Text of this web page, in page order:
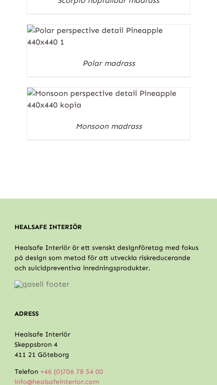
Polar madrass
Monsoon madrass
HEALSAFE INTERIÖR
Healsafe Interiör är ett svenskt designföretag med fokus
på design som metod för att utveckla riskreducerande
och suicidpreventiva inredningsprodukter.
ADRESS
Healsafe Interiör
Skeppsbron 4
411 21 Göteborg
Telefon +46 (0)706 78 54 00
info@healsafeinterior.com